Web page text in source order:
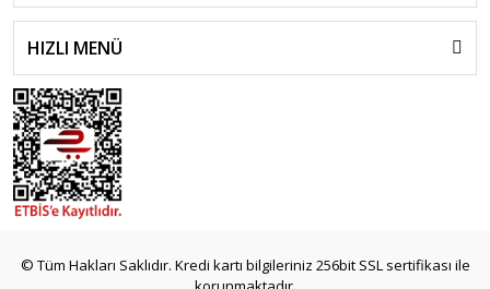
HIZLI MENÜ
© Tüm Hakları Saklıdır. Kredi kartı bilgileriniz 256bit SSL sertifikası ile